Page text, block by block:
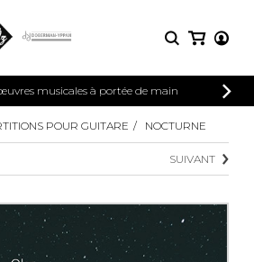
de partitions
et en
CONNEXION
INSCRIPTION
musicales à portée de main
et en
PARTITIONS
Méthodes
2 guitares
3 guitares
4 guitares
POUR GUITARE NOCTURNE
SUIVANT